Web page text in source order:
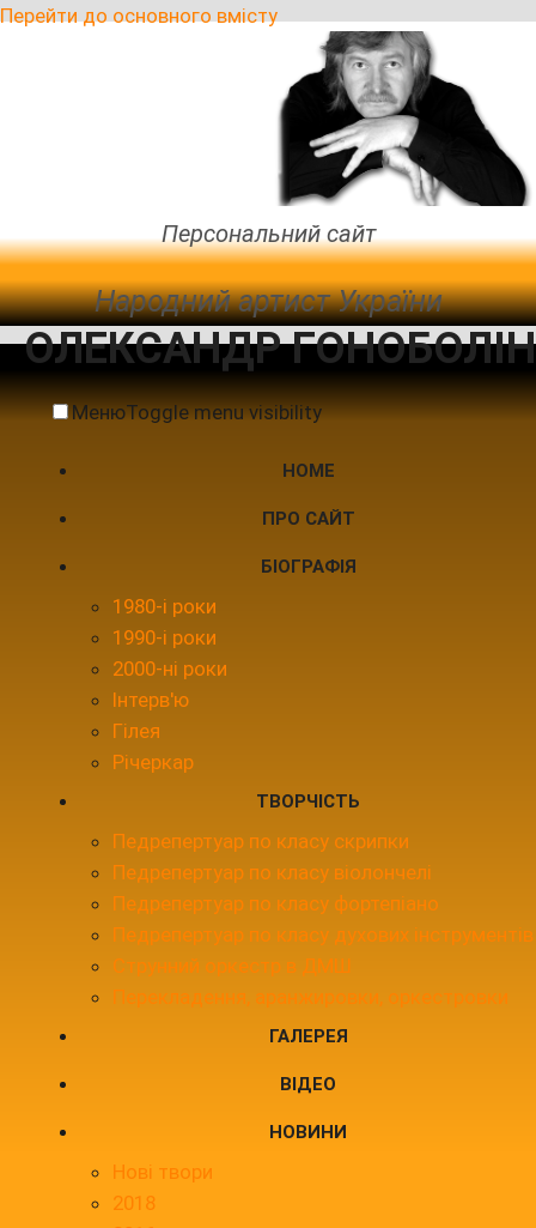
Перейти до основного вмісту
Персональний сайт
Народний артист України
ОЛЕКСАНДР ГОНОБОЛІН
МенюToggle menu visibility
HOME
ПРО САЙТ
БІОГРАФІЯ
1980-і роки
1990-і роки
2000-ні роки
Інтерв'ю
Гілея
Річеркар
ТВОРЧІСТЬ
Педрепертуар по класу скрипки
Педрепертуар по класу віолончелі
Педрепертуар по класу фортепіано
Педрепертуар по класу духових інструментів
Струнний оркестр в ДМШ
Перекладення, аранжировки, оркестровки
ГАЛЕРЕЯ
ВІДЕО
НОВИНИ
Нові твори
2018